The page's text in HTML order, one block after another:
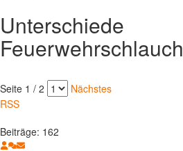
Unterschiede
Feuerwehrschlauch
Seite 1 / 2
Nächstes
RSS
Beiträge: 162